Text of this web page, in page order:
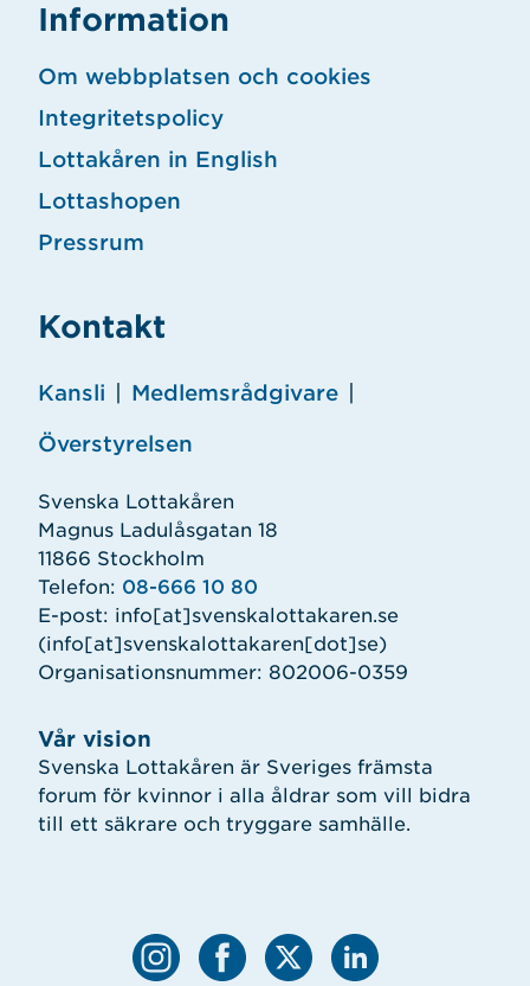
Vår vision
Svenska Lottakåren är Sveriges främsta
forum för kvinnor i alla åldrar som vill bidra
till ett säkrare och tryggare samhälle.
Information
Om webbplatsen och cookies
Integritetspolicy
Lottakåren in English
Lottashopen
Pressrum
Kontakt
Kansli Medlemsrådgivare
Överstyrelsen
Svenska Lottakåren
Magnus Ladulåsgatan 18
11866 Stockholm
Telefon: 08-666 10 80
E-post: info[at]svenskalottakaren.se
(info[at]svenskalottakaren[dot]se)
Organisationsnummer: 802006-0359